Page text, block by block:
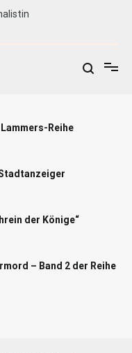
Reihe
der Könige“
– Band 2 der Reihe